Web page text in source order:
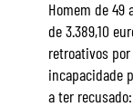
Homem de 49
de 3.389,10
retroativos
incapacidade
a ter